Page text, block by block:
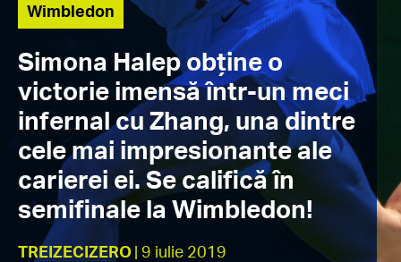
Wimbledon
Simona Halep obține o
victorie imensă într-un meci
infernal cu Zhang, una dintre
cele mai impresionante ale
carierei ei. Se califică în
semifinale la Wimbledon!
TREIZECIZERO| 9 iulie 2019